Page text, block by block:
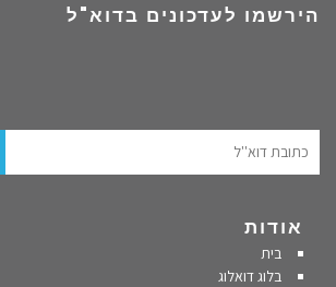
הירשמו לעדכונים בדוא"ל
אודות
בית
בלוג דואלוג